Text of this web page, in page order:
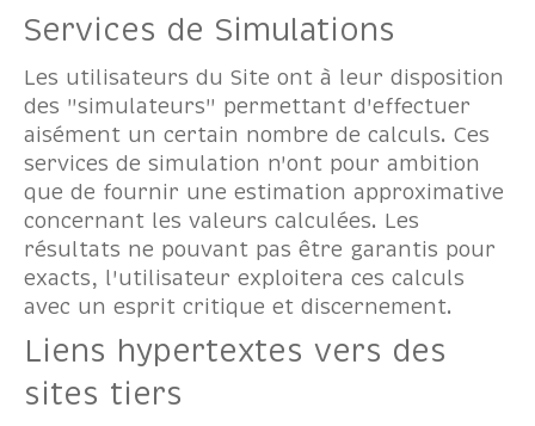
Services de Simulations
Les utilisateurs du Site ont à leur disposition
des "simulateurs" permettant d'effectuer
aisément un certain nombre de calculs. Ces
services de simulation n'ont pour ambition
que de fournir une estimation approximative
concernant les valeurs calculées. Les
résultats ne pouvant pas être garantis pour
exacts, l'utilisateur exploitera ces calculs
avec un esprit critique et discernement.
Liens hypertextes vers des
sites tiers